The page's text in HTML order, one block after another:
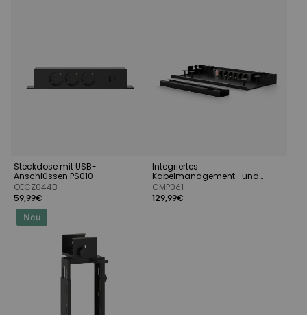
Steckdose mit USB-
Anschlüssen PS010
OECZ044B
59,99€
Integriertes
Kabelmanagement- und
Stromversorgungssystem
CMP061
129,99€
Neu